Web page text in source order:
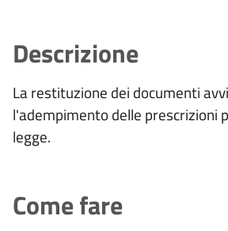
Descrizione
La restituzione dei documenti
l'adempimento delle prescrizioni
legge.
Come fare